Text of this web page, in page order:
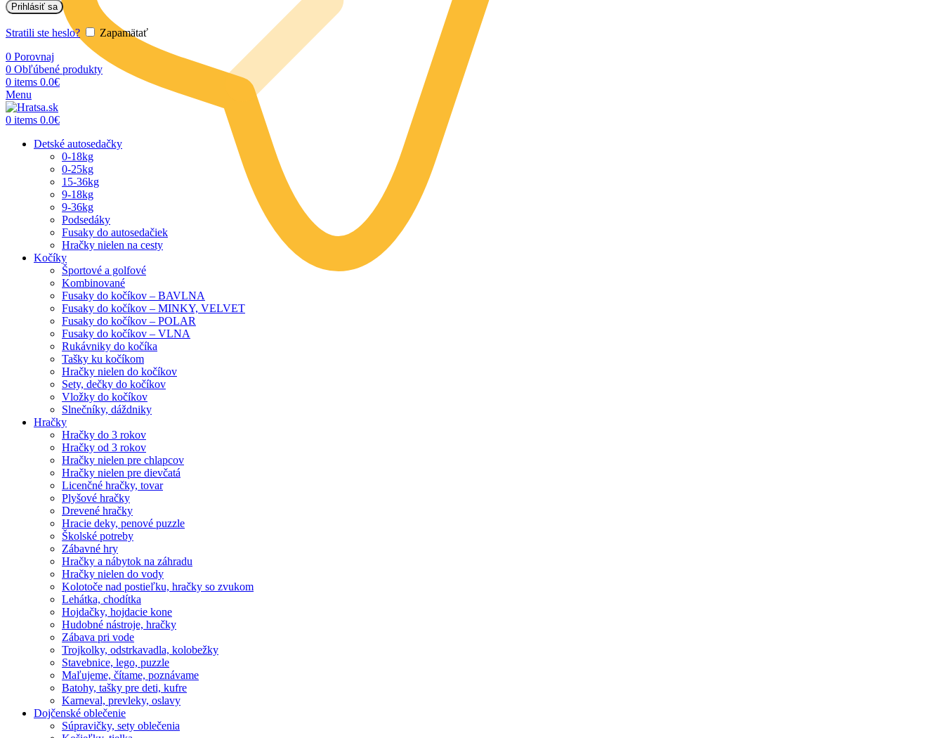
Prihlásiť sa
Stratili ste heslo?
Zapamätať
0 Porovnaj
0 Obľúbené produkty
0 items 0.0€
Menu
0 items 0.0€
Detské autosedačky
0-18kg
0-25kg
15-36kg
9-18kg
9-36kg
Podsedáky
Fusaky do autosedačiek
Hračky nielen na cesty
Kočíky
Športové a golfové
Kombinované
Fusaky do kočíkov – BAVLNA
Fusaky do kočíkov – MINKY, VELVET
Fusaky do kočíkov – POLAR
Fusaky do kočíkov – VLNA
Rukávniky do kočíka
Tašky ku kočíkom
Hračky nielen do kočíkov
Sety, dečky do kočíkov
Vložky do kočíkov
Slnečníky, dáždniky
Hračky
Hračky do 3 rokov
Hračky od 3 rokov
Hračky nielen pre chlapcov
Hračky nielen pre dievčatá
Licenčné hračky, tovar
Plyšové hračky
Drevené hračky
Hracie deky, penové puzzle
Školské potreby
Zábavné hry
Hračky a nábytok na záhradu
Hračky nielen do vody
Kolotoče nad postieľku, hračky so zvukom
Lehátka, chodítka
Hojdačky, hojdacie kone
Hudobné nástroje, hračky
Zábava pri vode
Trojkolky, odstrkavadla, kolobežky
Stavebnice, lego, puzzle
Maľujeme, čítame, poznávame
Batohy, tašky pre deti, kufre
Karneval, prevleky, oslavy
Dojčenské oblečenie
Súpravičky, sety oblečenia